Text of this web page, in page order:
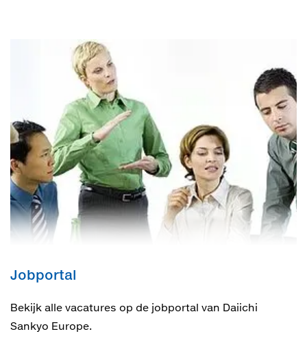
Jobportal
Bekijk alle vacatures op de jobportal van Daiichi
Sankyo Europe.